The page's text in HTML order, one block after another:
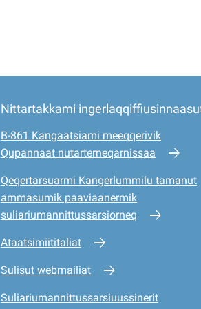
Nittartakkami
B-861 Kangaatsiami meeqqerivik
Qupannaat nutarterneqarnissaa
Qeqertarsuarmi Kangerlummilu tamanut
ammasumik paaviaanermik
suliariumannittussarsiorneq
Ataatsimiititaliat
Sulisut webmailiat
Suliariumannittussarsiuussinerit